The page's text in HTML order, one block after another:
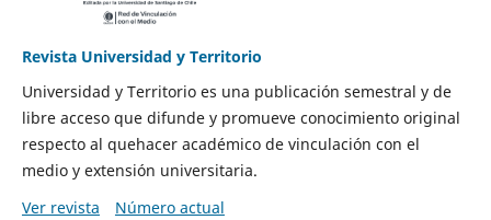
Revista Universidad y Territorio
Universidad y Territorio es una publicación semestral y de
libre acceso que difunde y promueve conocimiento original
respecto al quehacer académico de vinculación con el
medio y extensión universitaria.
Ver revista
Número actual